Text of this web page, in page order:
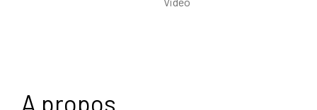
a propos